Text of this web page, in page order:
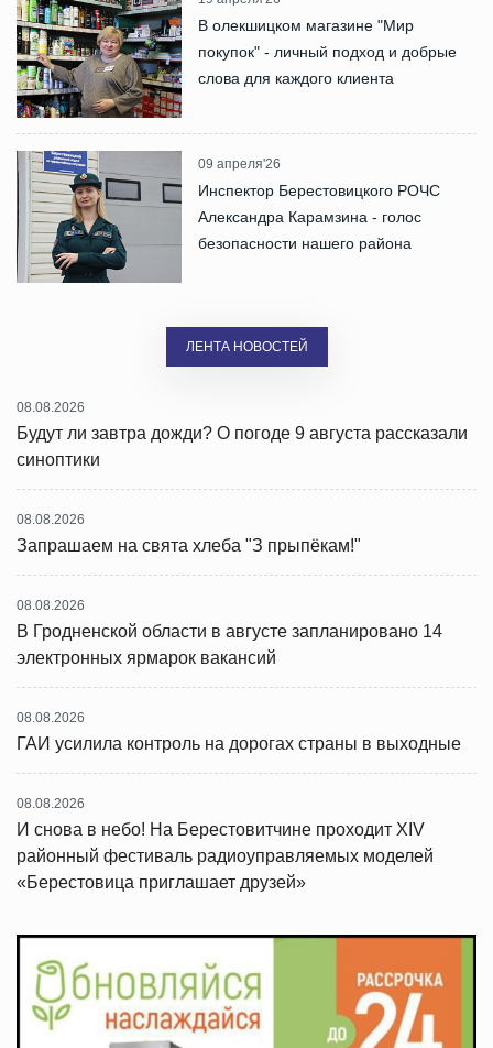
В олекшицком магазине "Мир
покупок" - личный подход и добрые
слова для каждого клиента
09 апреля'26
Инспектор Берестовицкого РОЧС
Александра Карамзина - голос
безопасности нашего района
ЛЕНТА НОВОСТЕЙ
08.08.2026
Будут ли завтра дожди? О погоде 9 августа рассказали
синоптики
08.08.2026
Запрашаем на свята хлеба "З прыпёкам!"
08.08.2026
В Гродненской области в августе запланировано 14
электронных ярмарок вакансий
08.08.2026
ГАИ усилила контроль на дорогах страны в выходные
08.08.2026
И снова в небо! На Берестовитчине проходит XIV
районный фестиваль радиоуправляемых моделей
«Берестовица приглашает друзей»